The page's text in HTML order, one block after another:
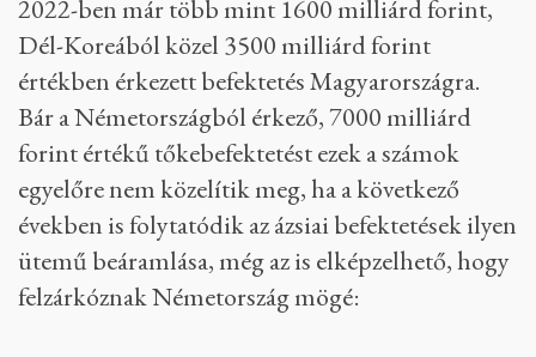
2022-ben már több mint 1600 milliárd forint,
Dél-Koreából közel 3500 milliárd forint
értékben érkezett befektetés Magyarországra.
Bár a Németországból érkező, 7000 milliárd
forint értékű tőkebefektetést ezek a számok
egyelőre nem közelítik meg, ha a következő
években is folytatódik az ázsiai befektetések ilyen
ütemű beáramlása, még az is elképzelhető, hogy
felzárkóznak Németország mögé: